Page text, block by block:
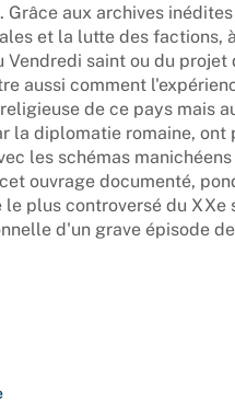
aux archives
et la lutte des factions,
saint ou du projet
aussi comment
de ce pays mais
la diplomatie romaine, ont
les schémas
ouvrage documenté,
plus controversé du XXe
d'un grave épisode